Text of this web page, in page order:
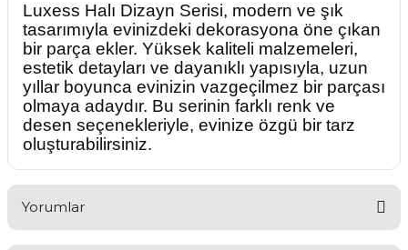
Luxess Halı Dizayn Serisi, modern ve şık
tasarımıyla evinizdeki dekorasyona öne çıkan
bir parça ekler. Yüksek kaliteli malzemeleri,
estetik detayları ve dayanıklı yapısıyla, uzun
yıllar boyunca evinizin vazgeçilmez bir parçası
olmaya adaydır. Bu serinin farklı renk ve
desen seçenekleriyle, evinize özgü bir tarz
oluşturabilirsiniz.
Yorumlar